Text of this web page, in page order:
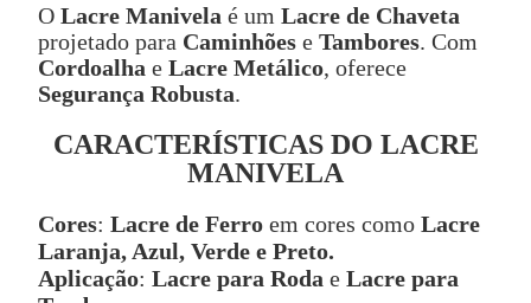
O Lacre Manivela é um Lacre de Chaveta
projetado para Caminhões e Tambores. Com
Cordoalha e Lacre Metálico, oferece
Segurança Robusta.
CARACTERÍSTICAS DO LACRE
MANIVELA
Cores: Lacre de Ferro em cores como Lacre
Laranja, Azul, Verde e Preto.
Aplicação: Lacre para Roda e Lacre para